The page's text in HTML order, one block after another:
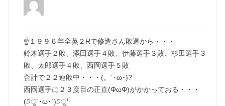
☝１９９６年全英２Rで修造さん敗退から・・・
鈴木選手２敗、添田選手４敗、伊藤選手３敗、杉田選手３
敗、太郎選手４敗、西岡選手５敗
合計で２２連敗中・・・(。´･ω･)?
西岡選手に２３度目の正直(ΦωΦ)がかかっておる・・・
(੭ु´･ω･`)੭ु⁾⁾